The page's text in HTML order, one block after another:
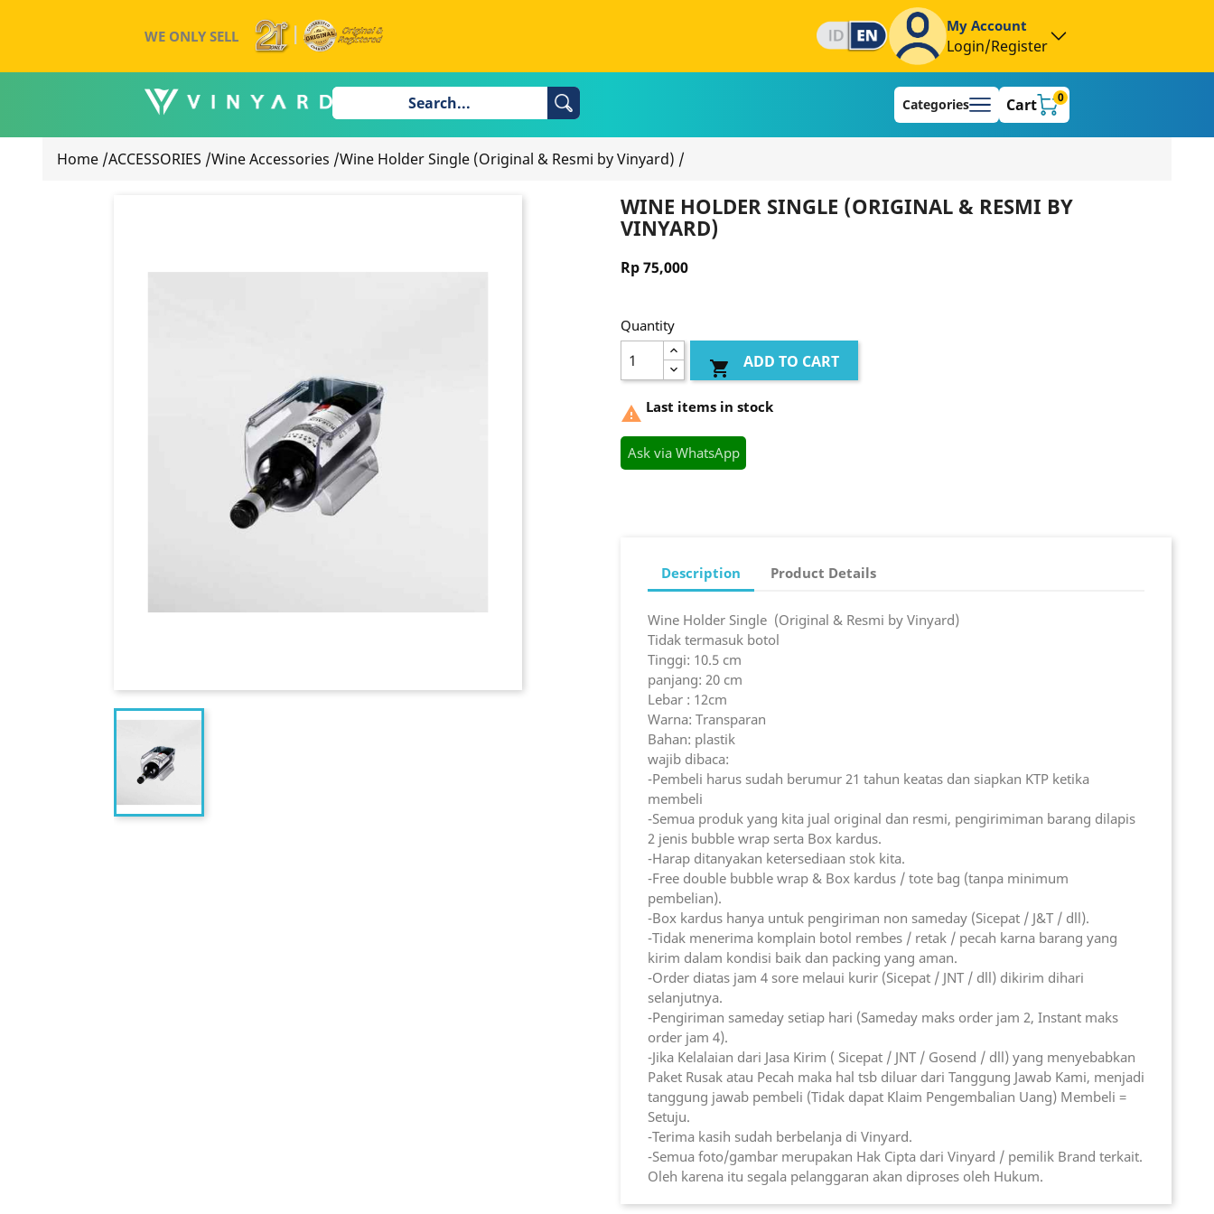
WE ONLY SELL
My Account
Login/Register
Categories Cart 0
Home /ACCESSORIES /Wine Accessories /Wine Holder Single (Original & Resmi by Vinyard) /
WINE HOLDER SINGLE (ORIGINAL & RESMI BY
VINYARD)
Rp 75,000
Quantity
 ADD TO CART
 Last items in stock
Ask via WhatsApp
Description Product Details
Wine Holder Single (Original & Resmi by Vinyard)
Tidak termasuk botol
Tinggi: 10.5 cm
panjang: 20 cm
Lebar : 12cm
Warna: Transparan
Bahan: plastik
wajib dibaca:
-Pembeli harus sudah berumur 21 tahun keatas dan siapkan KTP ketika
membeli
-Semua produk yang kita jual original dan resmi, pengirimiman barang dilapis
2 jenis bubble wrap serta Box kardus.
-Harap ditanyakan ketersediaan stok kita.
-Free double bubble wrap & Box kardus / tote bag (tanpa minimum
pembelian).
-Box kardus hanya untuk pengiriman non sameday (Sicepat / J&T / dll).
-Tidak menerima komplain botol rembes / retak / pecah karna barang yang
kirim dalam kondisi baik dan packing yang aman.
-Order diatas jam 4 sore melaui kurir (Sicepat / JNT / dll) dikirim dihari
selanjutnya.
-Pengiriman sameday setiap hari (Sameday maks order jam 2, Instant maks
order jam 4).
-Jika Kelalaian dari Jasa Kirim ( Sicepat / JNT / Gosend / dll) yang menyebabkan
Paket Rusak atau Pecah maka hal tsb diluar dari Tanggung Jawab Kami, menjadi
tanggung jawab pembeli (Tidak dapat Klaim Pengembalian Uang) Membeli =
Setuju.
-Terima kasih sudah berbelanja di Vinyard.
-Semua foto/gambar merupakan Hak Cipta dari Vinyard / pemilik Brand terkait.
Oleh karena itu segala pelanggaran akan diproses oleh Hukum.